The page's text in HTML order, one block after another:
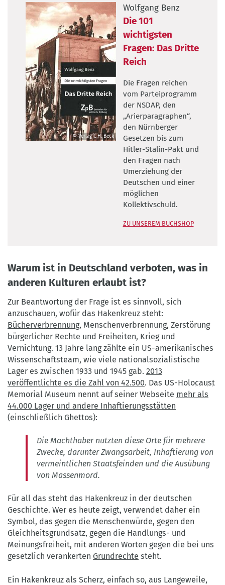
© Verlag C.H. Beck
Wolfgang Benz
Die 101
wichtigsten
Fragen: Das Dritte
Reich
Die Fragen reichen
vom Parteiprogramm
der NSDAP, den
„Arierparagraphen“,
den Nürnberger
Gesetzen bis zum
Hitler-Stalin-Pakt und
den Fragen nach
Umerziehung der
Deutschen und einer
möglichen
Kollektivschuld.
ZU UNSEREM BUCHSHOP
Warum ist in Deutschland verboten, was in
anderen Kulturen erlaubt ist?
Zur Beantwortung der Frage ist es sinnvoll, sich
anzuschauen, wofür das Hakenkreuz steht:
Bücherverbrennung, Menschenverbrennung, Zerstörung
bürgerlicher Rechte und Freiheiten, Krieg und
Vernichtung. 13 Jahre lang zählte ein US-amerikanisches
Wissenschaftsteam, wie viele nationalsozialistische
Lager es zwischen 1933 und 1945 gab. 2013
veröffentlichte es die Zahl von 42.500. Das US-Holocaust
Memorial Museum nennt auf seiner Webseite mehr als
44.000 Lager und andere Inhaftierungsstätten
(einschließlich Ghettos):
Die Machthaber nutzten diese Orte für mehrere
Zwecke, darunter Zwangsarbeit, Inhaftierung von
vermeintlichen Staatsfeinden und die Ausübung
von Massenmord.
Für all das steht das Hakenkreuz in der deutschen
Geschichte. Wer es heute zeigt, verwendet daher ein
Symbol, das gegen die Menschenwürde, gegen den
Gleichheitsgrundsatz, gegen die Handlungs- und
Meinungsfreiheit, mit anderen Worten gegen die bei uns
gesetzlich verankerten Grundrechte steht.
Ein Hakenkreuz als Scherz, einfach so, aus Langeweile,